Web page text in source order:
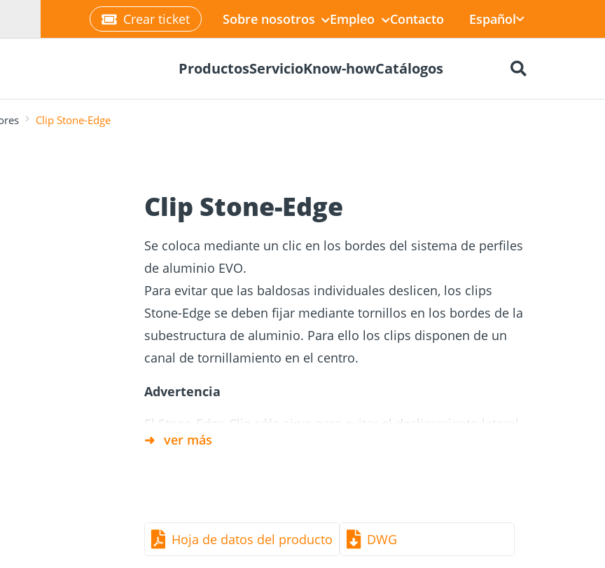
Crear ticket Sobre nosotros Empleo Contacto Español
Productos
para madera
atornillados
Servicio
Planificador de
Know-how
de
Catálogos
Clip Stone-Edge
Clip Stone-Edge
Se coloca mediante un clic en los bordes del sistema de perfiles
de aluminio EVO.
Para evitar que las baldosas individuales deslicen, los clips
Stone-Edge se deben fijar mediante tornillos en los bordes de la
subestructura de aluminio. Para ello los clips disponen de un
canal de tornillamiento en el centro.
Advertencia
El Stone-Edge-Clip sólo sirve para evitar el deslizamiento lateral
de las losas de piedra. Debido al efecto de brazo de palanca, no
ver más
Hoja de datos del producto DWG